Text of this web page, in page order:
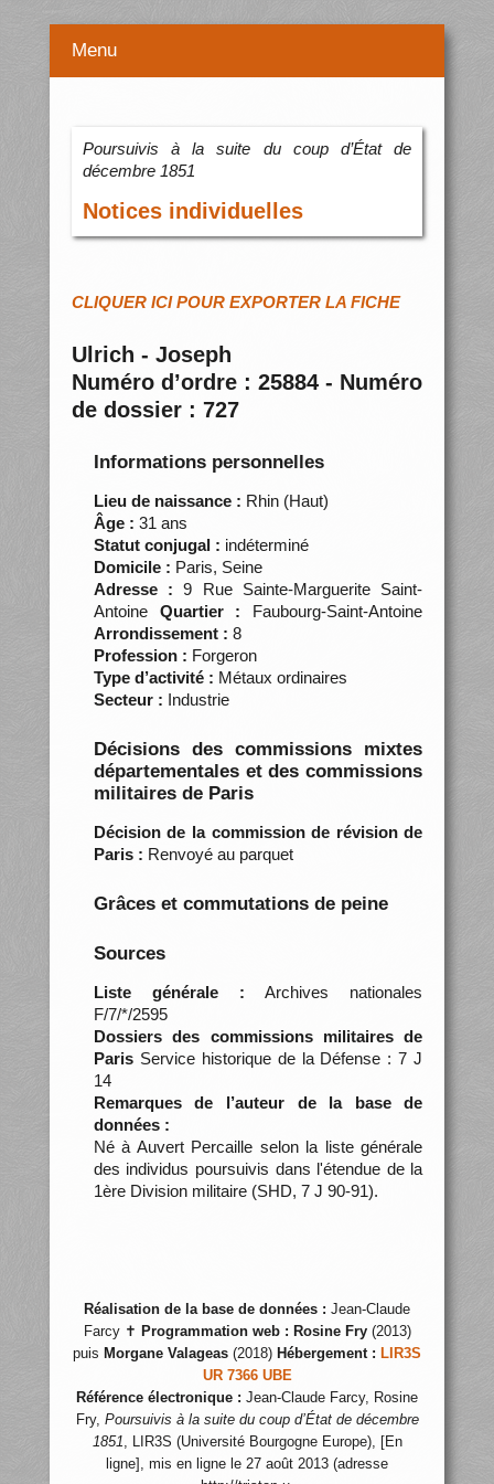
Menu
Poursuivis à la suite du coup d’État de
décembre 1851
Notices individuelles
CLIQUER ICI POUR EXPORTER LA FICHE
Ulrich - Joseph
Numéro d’ordre : 25884 - Numéro
de dossier : 727
Informations personnelles
Lieu de naissance : Rhin (Haut)
Âge : 31 ans
Statut conjugal : indéterminé
Domicile : Paris, Seine
Adresse : 9 Rue Sainte-Marguerite Saint-
Antoine Quartier : Faubourg-Saint-Antoine
Arrondissement : 8
Profession : Forgeron
Type d’activité : Métaux ordinaires
Secteur : Industrie
Décisions des commissions mixtes
départementales et des commissions
militaires de Paris
Décision de la commission de révision de
Paris : Renvoyé au parquet
Grâces et commutations de peine
Sources
Liste générale : Archives nationales
F/7/*/2595
Dossiers des commissions militaires de
ParisService historique de la Défense : 7 J
14
Remarques de l’auteur de la base de
données :
Né à Auvert Percaille selon la liste générale
des individus poursuivis dans l'étendue de la
1ère Division militaire (SHD, 7 J 90-91).
Réalisation de la base de données : Jean-Claude
Farcy ✝ Programmation web : Rosine Fry(2013)
puis Morgane Valageas (2018) Hébergement : LIR3S
UR 7366 UBE
Référence électronique : Jean-Claude Farcy, Rosine
Fry, Poursuivis à la suite du coup d’État de décembre
1851, LIR3S (Université Bourgogne Europe), [En
ligne], mis en ligne le 27 août 2013 (adresse